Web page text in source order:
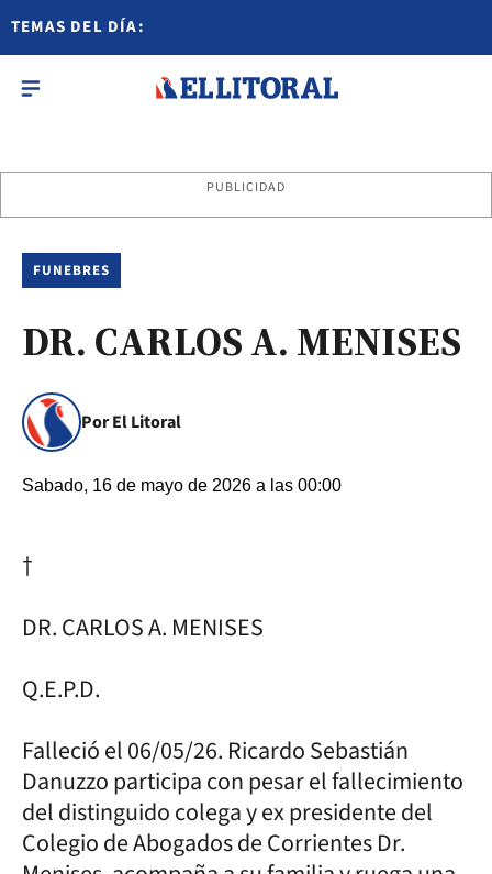
TEMAS DEL DÍA:
PUBLICIDAD
FUNEBRES
DR. CARLOS A. MENISES
Por El Litoral
Sabado, 16 de mayo de 2026 a las 00:00
†
DR. CARLOS A. MENISES
Q.E.P.D.
Falleció el 06/05/26. Ricardo Sebastián
Danuzzo participa con pesar el fallecimiento
del distinguido colega y ex presidente del
Colegio de Abogados de Corrientes Dr.